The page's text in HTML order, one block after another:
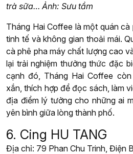
trà sữa… Ảnh: Sưu tầm
Tháng Hai Coffee là một quán
tinh tế và không gian thoải mái.
cà phê pha máy chất lượng cao
lại trải nghiệm thưởng thức đặc
cạnh đó, Tháng Hai Coffee
xắn, thích hợp để đọc sách, làm
địa điểm lý tưởng cho những ai
yên bình giữa lòng thành phố.
6. Cing HU TANG
Địa chỉ: 79 Phan Chu Trinh, Điện